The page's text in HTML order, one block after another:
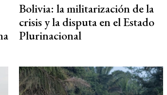
Bolivia: la militarización de la
crisis y la disputa en el Estado
Plurinacional